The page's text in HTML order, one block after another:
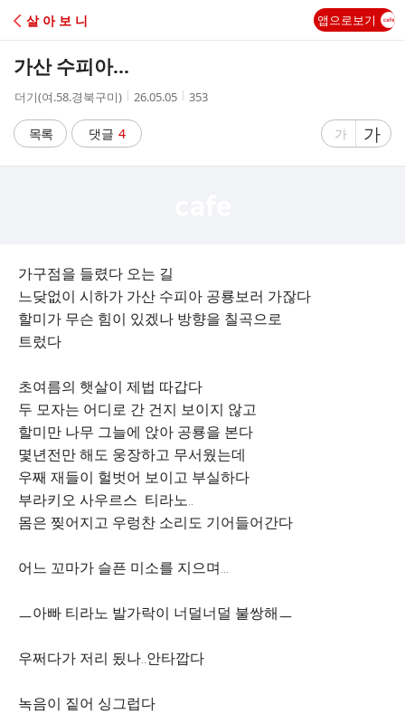
C
A
살 아 보 니 앱으로보기
가산 수피아...
작
자
더기(여.58.경북구미)
작
시
간
26.05.05
조
353
목록 댓글 4
글
가
글
자
가
가구점을 들렸다 오는 길
느닺없이 시하가 가산 수피아 공룡보러 가잖다
할미가 무슨 힘이 있겠나 방향을 칠곡으로
트렀다
초여름의 햇살이 제법 따갑다
두 모자는 어디로 간 건지 보이지 않고
할미만 나무 그늘에 앉아 공룡을 본다
몇년전만 해도 웅장하고 무서웠는데
우째 재들이 헐벗어 보이고 부실하다
부라키오 사우르스 티라노..
몸은 찢어지고 우렁찬 소리도 기어들어간다
어느 꼬마가 슬픈 미소를 지으며...
ㅡ아빠 티라노 발가락이 너덜너덜 불쌍해ㅡ
우쩌다가 저리 됬나..안타깝다
녹음이 짙어 싱그럽다